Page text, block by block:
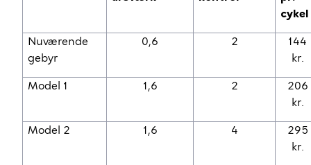
cykel
Nuværende
gebyr
0,6 2
144
kr.
Model 1 1,6 2
206
kr.
Model 2 1,6 4
295
kr.